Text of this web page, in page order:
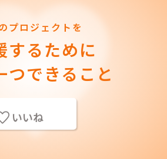
プロジェクトを
するために
つできること
いいね